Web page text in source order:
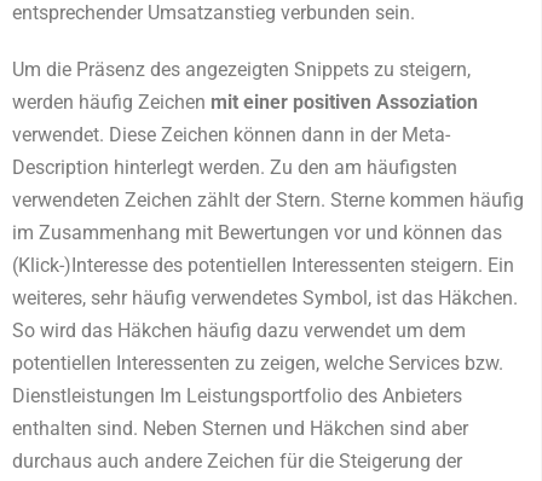
entsprechender Umsatzanstieg verbunden sein.
Um die Präsenz des angezeigten Snippets zu steigern,
werden häufig Zeichen mit einer positiven Assoziation
verwendet. Diese Zeichen können dann in der Meta-
Description hinterlegt werden. Zu den am häufigsten
verwendeten Zeichen zählt der Stern. Sterne kommen häufig
im Zusammenhang mit Bewertungen vor und können das
(Klick-)Interesse des potentiellen Interessenten steigern. Ein
weiteres, sehr häufig verwendetes Symbol, ist das Häkchen.
So wird das Häkchen häufig dazu verwendet um dem
potentiellen Interessenten zu zeigen, welche Services bzw.
Dienstleistungen Im Leistungsportfolio des Anbieters
enthalten sind. Neben Sternen und Häkchen sind aber
durchaus auch andere Zeichen für die Steigerung der